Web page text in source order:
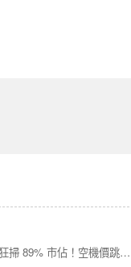
iPhone 17＋iPhone Air 狂掃 89% 市佔！空機價跳水 9,410 元引爆尾盤買氣